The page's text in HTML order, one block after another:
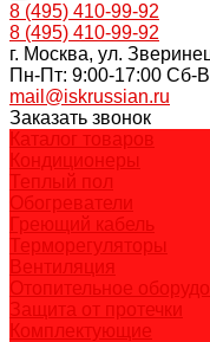
8 (495) 410-99-92
8 (495) 410-99-92
г. Москва, ул.
Пн-Пт: 9:00-17:00 Cб-
mail@iskrussian.ru
Заказать звонок
Каталог товаров
Кондиционеры
Теплый пол
Обогреватели
Греющий кабель
Терморегуляторы
Вентиляция
Отопительное
Защита от протечки
Комплектующие